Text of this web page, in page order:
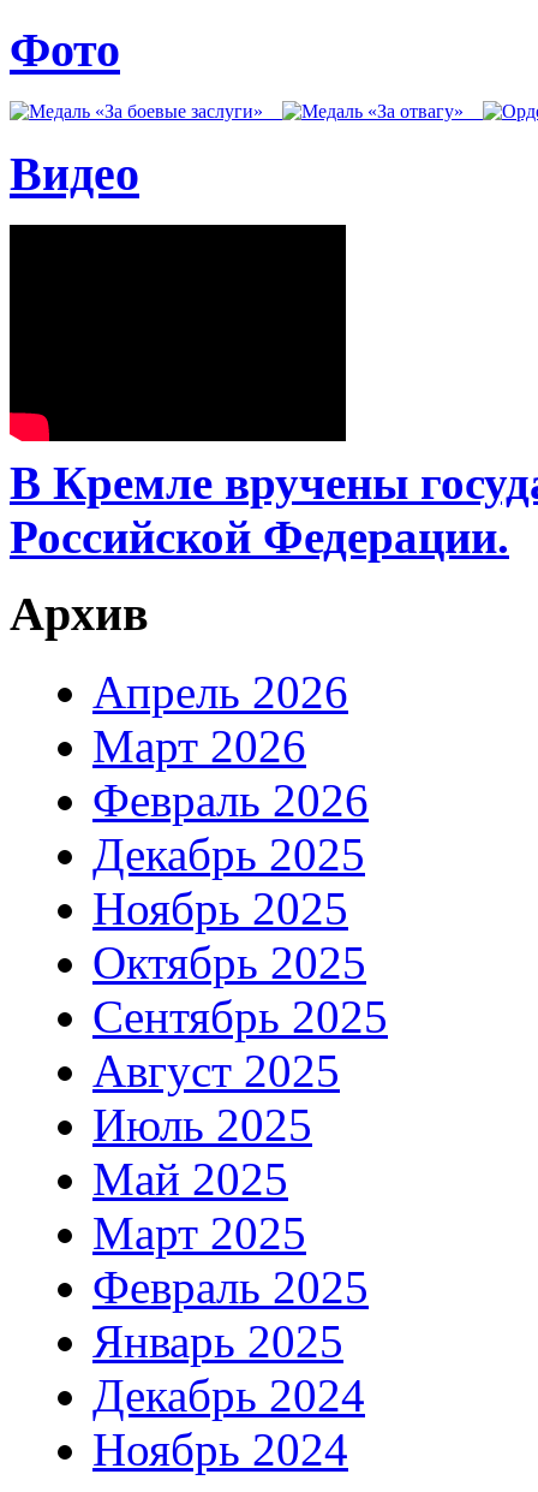
Фото
Видео
В Кремле вручены
Российской Федерации.
Архив
Апрель 2026
Март 2026
Февраль 2026
Декабрь 2025
Ноябрь 2025
Октябрь 2025
Сентябрь 2025
Август 2025
Июль 2025
Май 2025
Март 2025
Февраль 2025
Январь 2025
Декабрь 2024
Ноябрь 2024